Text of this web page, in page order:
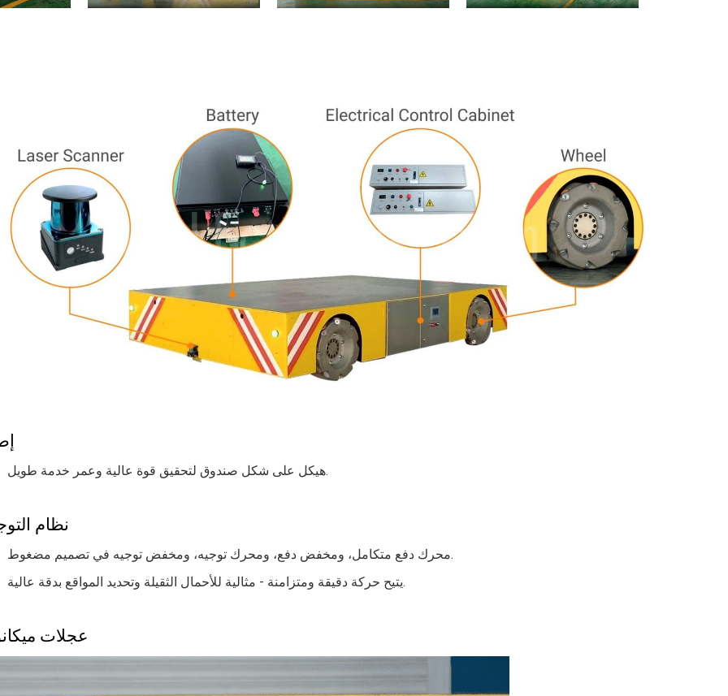
هيكل على شكل صندوق لتحقيق قوة عالية وعمر خدمة طويل.
نظام
محرك دفع متكامل، ومخفض دفع، ومحرك توجيه، ومخفض توجيه في تصميم مضغوط.
يتيح حركة دقيقة ومتزامنة - مثالية للأحمال الثقيلة وتحديد المواقع بدقة عالية.
عجلات